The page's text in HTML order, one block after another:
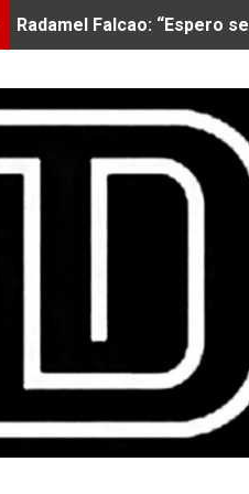
MARATÓN DE LIMA: EL
CLAUDIO PIZARRO: "YO
URUBAMBA CORONÓ A
SANTÍSIMO DOWNHILL
Se inauguró el
ÁNGELO CARO SE
DOBLE ORO PERUANO EN
MÁS DE 1100
JOSÉ MANUEL QUISPE SE